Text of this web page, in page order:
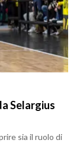
Selargius
sia il ruolo di